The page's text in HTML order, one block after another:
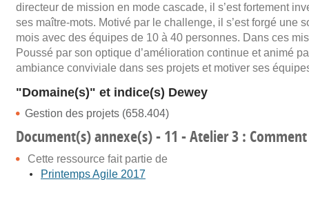
directeur de mission en mode cascade, il s’est fortement
ses maître-mots. Motivé par le challenge, il s’est forgé
mois avec des équipes de 10 à 40 personnes. Dans ces
Poussé par son optique d’amélioration continue et animé
ambiance conviviale dans ses projets et motiver ses
"Domaine(s)" et indice(s) Dewey
Gestion des projets (658.404)
Document(s) annexe(s) - 11 - Atelier 3 :
Cette ressource fait partie de
Printemps Agile 2017